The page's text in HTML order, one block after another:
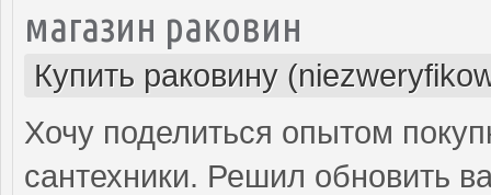
магазин раковин
Купить раковину
Хочу поделиться опытом
сантехники. Решил обновить